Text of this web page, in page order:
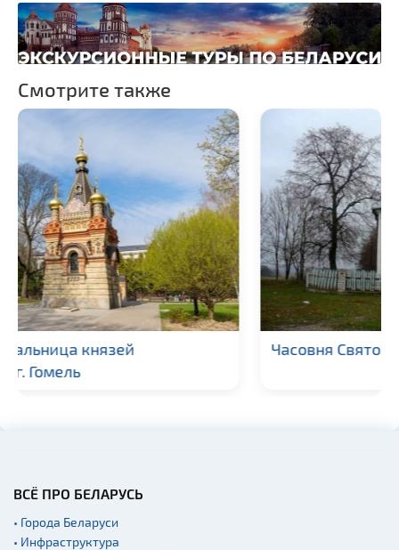
Кладбище
Костелы
Национальные парки и
Смотрите также
Часовня Святой Варвары в г. Высокое
ВСЁ ПРО БЕЛАРУСЬ
• Города Беларуси
• Инфраструктура